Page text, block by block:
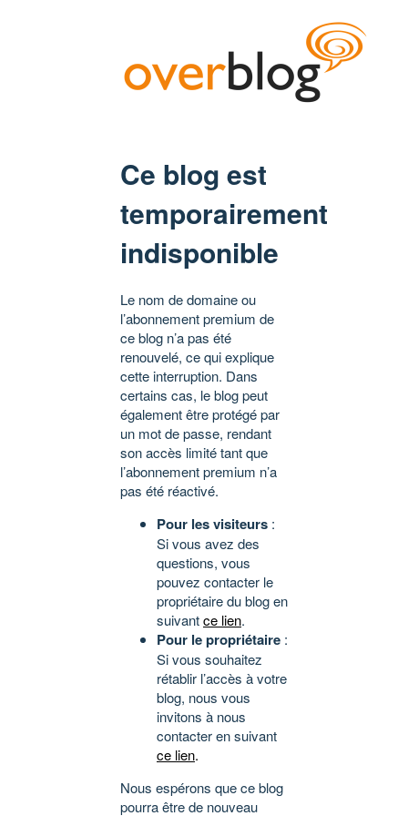
Ce blog est
temporairement
indisponible
Le nom de domaine ou
l’abonnement premium de
ce blog n’a pas été
renouvelé, ce qui explique
cette interruption. Dans
certains cas, le blog peut
également être protégé par
un mot de passe, rendant
son accès limité tant que
l’abonnement premium n’a
pas été réactivé.
Pour les visiteurs :
Si vous avez des
questions, vous
pouvez contacter le
propriétaire du blog en
suivantce lien.
Pour le propriétaire :
Si vous souhaitez
rétablir l’accès à votre
blog, nous vous
invitons à nous
contacter en suivant
ce lien.
Nous espérons que ce blog
pourra être de nouveau